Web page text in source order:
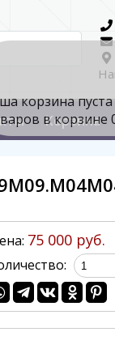
корзина пуста
в корзине
Корзина
75 000 руб.